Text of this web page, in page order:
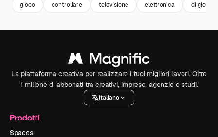
gioco controllare televisione elettronica di gioco
La piattaforma creativa per realizzare i tuoi migliori lavori. Oltre
1 milione di abbonati tra creativi, imprese, agenzie e studi.
Italiano
Prodotti
Spaces